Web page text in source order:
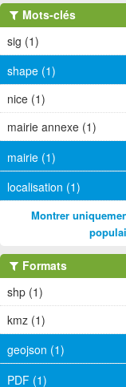
Mots-clés
sig (1)
shape (1)
nice (1)
mairie annexe (1)
mairie (1)
localisation (1)
Montrer
Formats
shp (1)
kmz (1)
geojson (1)
PDF (1)